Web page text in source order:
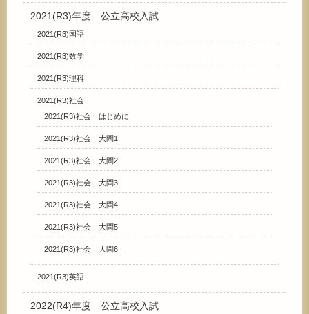
2021(R3)年度 公立高校入試
2021(R3)国語
2021(R3)数学
2021(R3)理科
2021(R3)社会
2021(R3)社会 はじめに
2021(R3)社会 大問1
2021(R3)社会 大問2
2021(R3)社会 大問3
2021(R3)社会 大問4
2021(R3)社会 大問5
2021(R3)社会 大問6
2021(R3)英語
2022(R4)年度 公立高校入試